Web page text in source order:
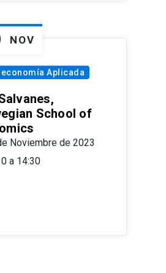
NOV
Aplicada
School of
Noviembre de 2023
a 14:30